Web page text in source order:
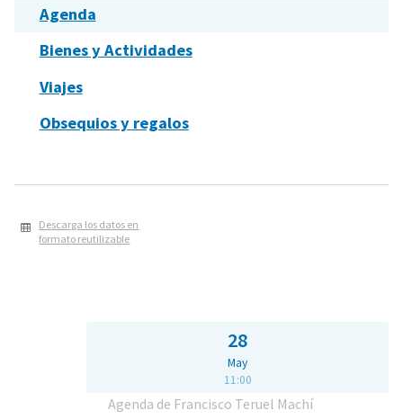
Agenda
Bienes y Actividades
Viajes
Obsequios y regalos
Descarga los datos en
formato reutilizable
28
May
11:00
Agenda de Francisco Teruel Machí